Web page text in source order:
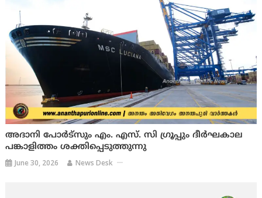
അദാനി പോർട്സും എം. എസ്. സി ഗ്രൂപ്പും ദീർഘകാല
പങ്കാളിത്തം ശക്തിപ്പെടുത്തുന്നു
June 30, 2026 News Desk